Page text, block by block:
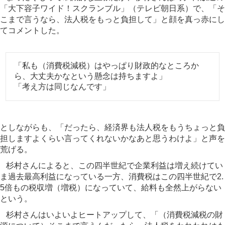
「大下容子ワイド！スクランブル」（テレビ朝日系）で、「そ
こまで言うなら、法人税をもっと負担して」と顔を真っ赤にし
てコメントした。
「私も（消費税減税）はやっぱり財政的なところか
ら、大丈夫かなという懸念は持ちますよ」
「考え方は同じなんです」
としながらも、「だったら、経済界も法人税をもうちょっと負
担しますよくらい言ってくれないかなあと思うわけよ」と声を
荒げる。
杉村さんによると、この四半世紀で企業利益は増え続けてい
ま過去最高利益になっている一方、消費税はこの四半世紀で2.
5倍もの税収増（増税）になっていて、給料も全然上がらない
という。
杉村さんはいよいよヒートアップして、「（消費税減税の財